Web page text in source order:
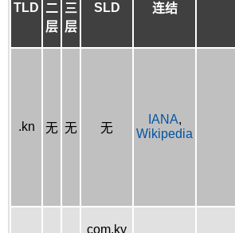
TLD 二
层
三
层
SLD 连结
.kn 无 无 无
IANA,
Wikipedia
com.ky